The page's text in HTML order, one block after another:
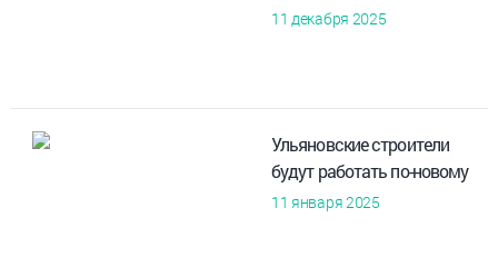
11 декабря 2025
Ульяновские строители
будут работать по-новому
11 января 2025